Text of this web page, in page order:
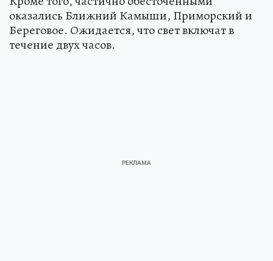
оказались Ближний Камыши, Приморский и
Береговое. Ожидается, что свет включат в
течение двух часов.